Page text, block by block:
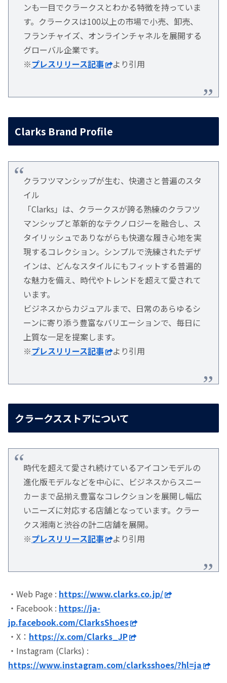
ンも一目でクラークスとわかる特徴を持っていま
す。クラークスは100以上の市場で小売、卸売、
フランチャイズ、オンラインチャネルを展開する
グローバル企業です。
※プレスリリース記事 より引用
Clarks Brand Profile
クラフツマンシップが生む、快適さと普遍のスタ
イル
「Clarks」は、クラークスが誇る熟練のクラフツ
マンシップと革新的なテクノロジーを融合し、ス
タイリッシュでありながらも快適な履き心地を実
現するコレクション。シンプルで洗練されたデザ
インは、どんなスタイルにもフィットする普遍的
な魅力を備え、時代やトレンドを超えて愛されて
います。
ビジネスからカジュアルまで、日常のあらゆるシ
ーンに寄り添う豊富なバリエーションで、毎日に
上質な一足を提案します。
※プレスリリース記事 より引用
クラークスストアについて
時代を超えて愛され続けているアイコンモデルの
進化版モデルなどを中心に、ビジネスからスニー
カーまで品揃え豊富なコレクションを展開し幅広
いニーズに対応する店舗となっています。クラー
クス湘南と渋谷の計二店舗を展開。
※プレスリリース記事 より引用
・Web Page : https://www.clarks.co.jp/
・Facebook : https://ja-
jp.facebook.com/ClarksShoes
・X： https://x.com/Clarks_JP
・Instagram (Clarks) :
https://www.instagram.com/clarksshoes/?hl=ja